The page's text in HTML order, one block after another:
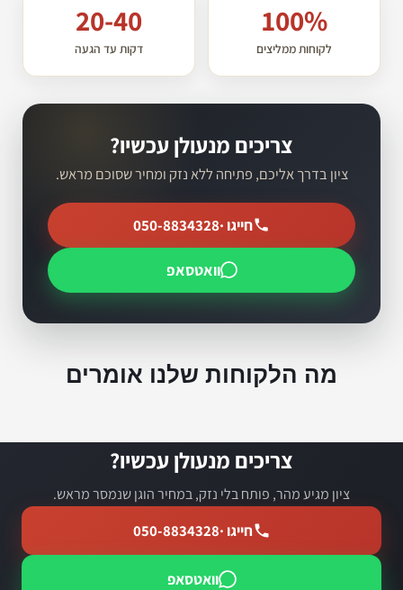
100%
לקוחות ממליצים
20-40
דקות עד הגעה
צריכים מנעולן עכשיו?
ציון בדרך אליכם, פתיחה ללא נזק ומחיר שסוכם מראש.
חייגו ·050-8834328
וואטסאפ
מה הלקוחות שלנו אומרים
צריכים מנעולן עכשיו?
ציון מגיע מהר, פותח בלי נזק, במחיר הוגן שנמסר מראש.
חייגו ·050-8834328
וואטסאפ